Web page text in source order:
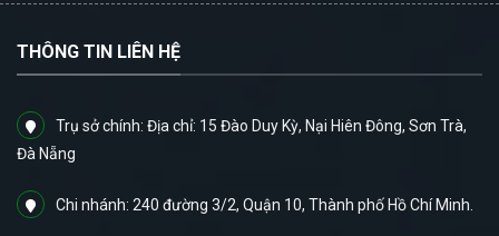
THÔNG TIN LIÊN HỆ
Trụ sở chính: Địa chỉ: 15 Đào Duy Kỳ, Nại Hiên Đông, Sơn Trà,
Đà Nẵng
Chi nhánh: 240 đường 3/2, Quận 10, Thành phố Hồ Chí Minh.